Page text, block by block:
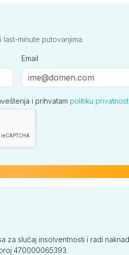
minute putovanjima.
Email
i prihvatam politiku
za slučaj insolventnosti i radi
470000065393.